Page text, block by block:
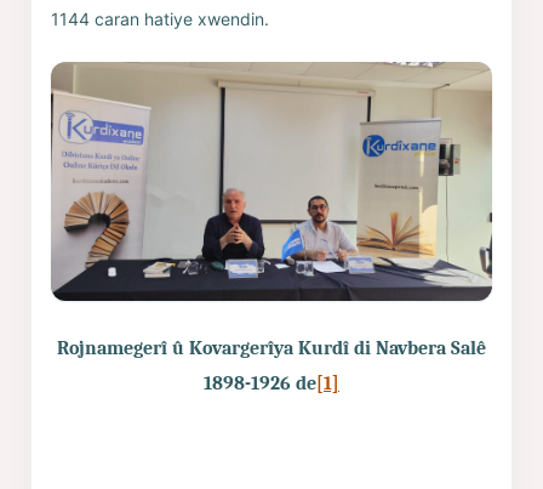
1144 caran hatiye xwendin.
Rojnamegerî û Kovargerîya Kurdî di Navbera Salê
1898-1926 de [1]